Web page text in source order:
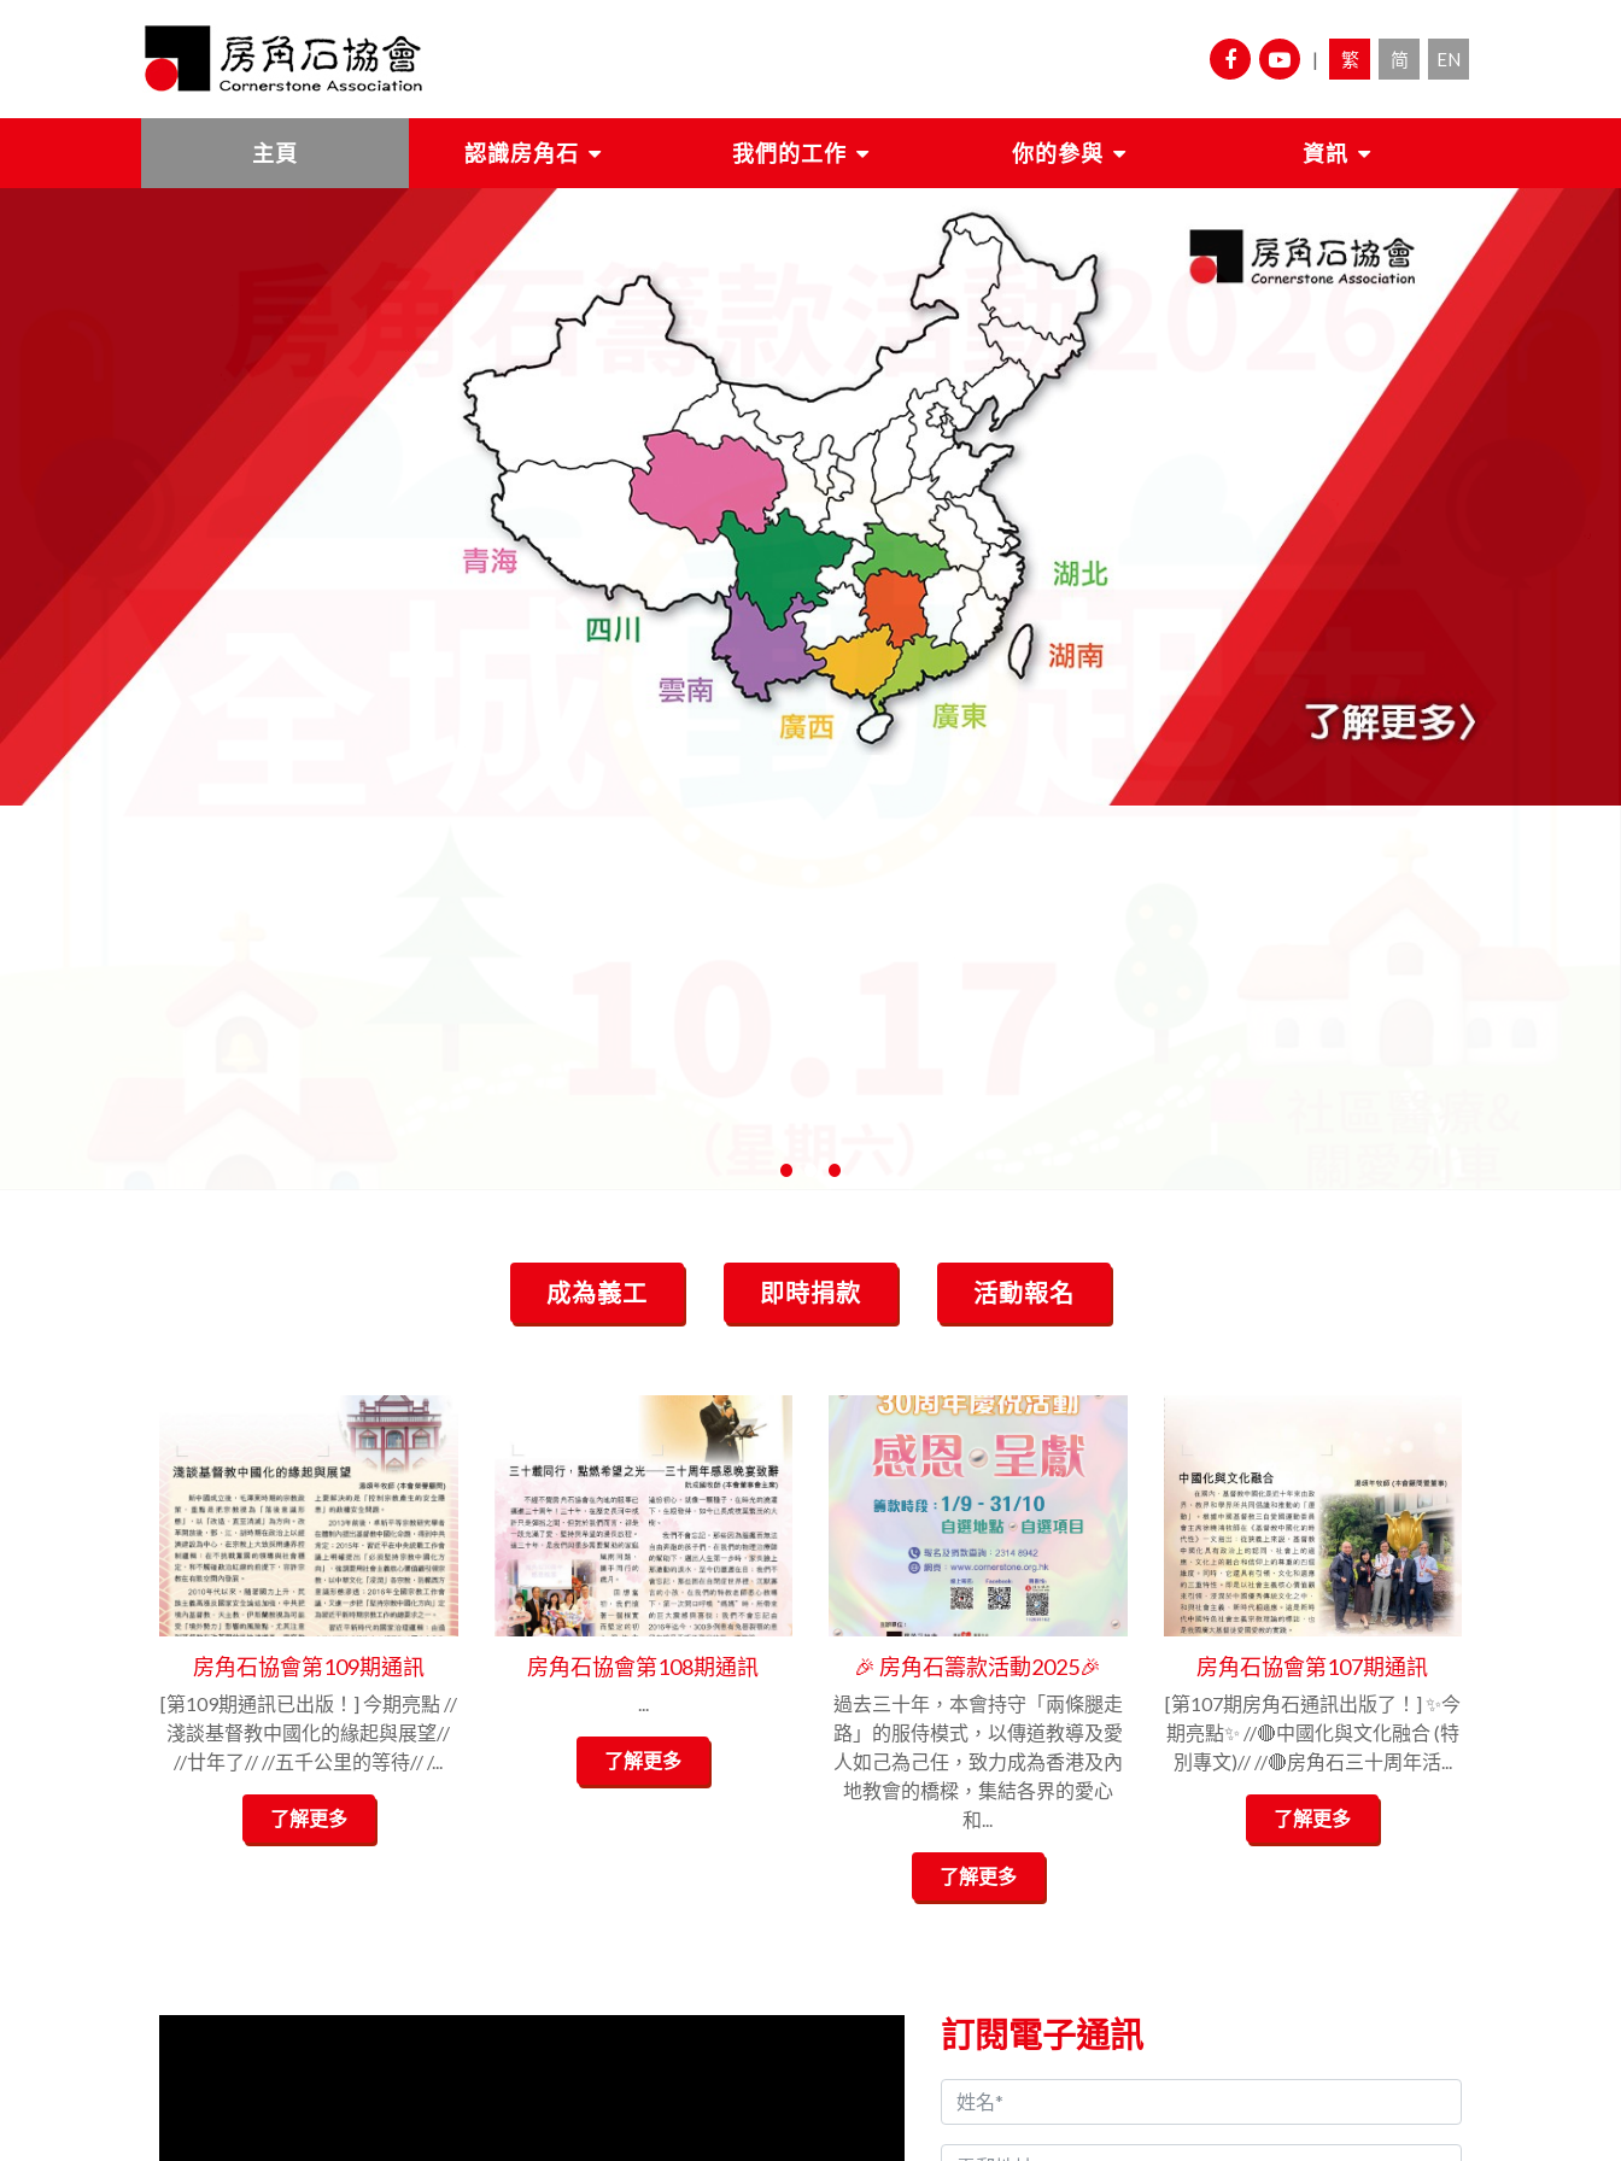
| 繁 简 EN
主頁 認識房角石 我們的工作 你的參與 資訊
• •
成為義工 即時捐款 活動報名
房角石協會第109期通訊
[第109期通訊已出版！] 今期亮點 //
淺談基督教中國化的緣起與展望//
//廿年了// //五千公里的等待// /...
了解更多
房角石協會第108期通訊
...
了解更多
🎉 房角石籌款活動2025🎉
過去三十年，本會持守「兩條腿走
路」的服侍模式，以傳道教導及愛
人如己為己任，致力成為香港及內
地教會的橋樑，集結各界的愛心
和...
了解更多
房角石協會第107期通訊
[第107期房角石通訊出版了！] ✨今
期亮點✨ //🔴中國化與文化融合 (特
別專文)// //🔴房角石三十周年活...
了解更多
訂閱電子通訊